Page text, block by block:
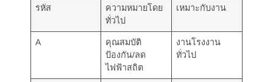
รหัส
ความหมายโดย
ทั่วไป
เหมาะกับงาน
A
คุณสมบัติ
ป้องกัน/ลด
ไฟฟ้าสถิต
งานโรงงาน
ทั่วไป